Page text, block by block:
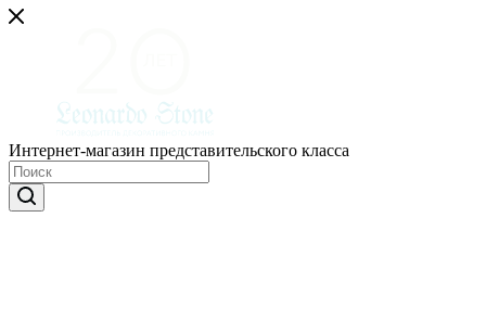
Интернет-магазин представительского класса